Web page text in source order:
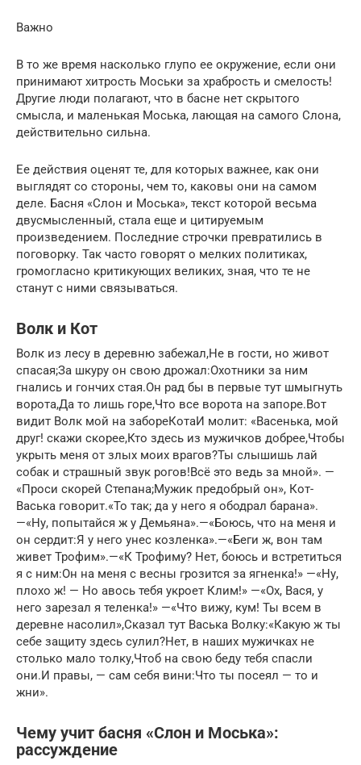
Важно
В то же время насколько глупо ее окружение, если они
принимают хитрость Моськи за храбрость и смелость!
Другие люди полагают, что в басне нет скрытого
смысла, и маленькая Моська, лающая на самого Слона,
действительно сильна.
Ее действия оценят те, для которых важнее, как они
выглядят со стороны, чем то, каковы они на самом
деле. Басня «Слон и Моська», текст которой весьма
двусмысленный, стала еще и цитируемым
произведением. Последние строчки превратились в
поговорку. Так часто говорят о мелких политиках,
громогласно критикующих великих, зная, что те не
станут с ними связываться.
Волк и Кот
Волк из лесу в деревню забежал,Не в гости, но живот
спасая;За шкуру он свою дрожал:Охотники за ним
гнались и гончих стая.Он рад бы в первые тут шмыгнуть
ворота,Да то лишь горе,Что все ворота на запоре.Вот
видит Волк мой на забореКотаИ молит: «Васенька, мой
друг! скажи скорее,Кто здесь из мужичков добрее,Чтобы
укрыть меня от злых моих врагов?Ты слышишь лай
собак и страшный звук рогов!Всё это ведь за мной». —
«Проси скорей Степана;Мужик предобрый он», Кот-
Васька говорит.«То так; да у него я ободрал барана».
—«Ну, попытайся ж у Демьяна».—«Боюсь, что на меня и
он сердит:Я у него унес козленка».—«Беги ж, вон там
живет Трофим».—«К Трофиму? Нет, боюсь и встретиться
я с ним:Он на меня с весны грозится за ягненка!» —«Ну,
плохо ж! — Но авось тебя укроет Клим!» —«Ох, Вася, у
него зарезал я теленка!» —«Что вижу, кум! Ты всем в
деревне насолил»,Сказал тут Васька Волку:«Какую ж ты
себе защиту здесь сулил?Нет, в наших мужичках не
столько мало толку,Чтоб на свою беду тебя спасли
они.И правы, — сам себя вини:Что ты посеял — то и
жни».
Чему учит басня «Слон и Моська»:
рассуждение